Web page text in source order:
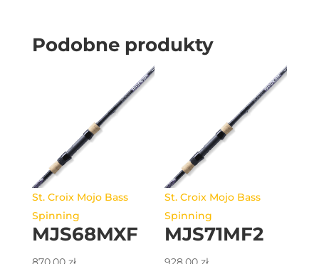
Podobne produkty
St. Croix Mojo Bass
Spinning
MJS68MXF
St. Croix Mojo Bass
Spinning
MJS71MF2